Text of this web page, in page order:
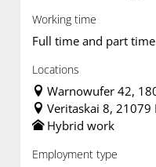
Working time
Full time and part time
Locations
Warnowufer 42,
Veritaskai 8,
Hybrid work
Employment type